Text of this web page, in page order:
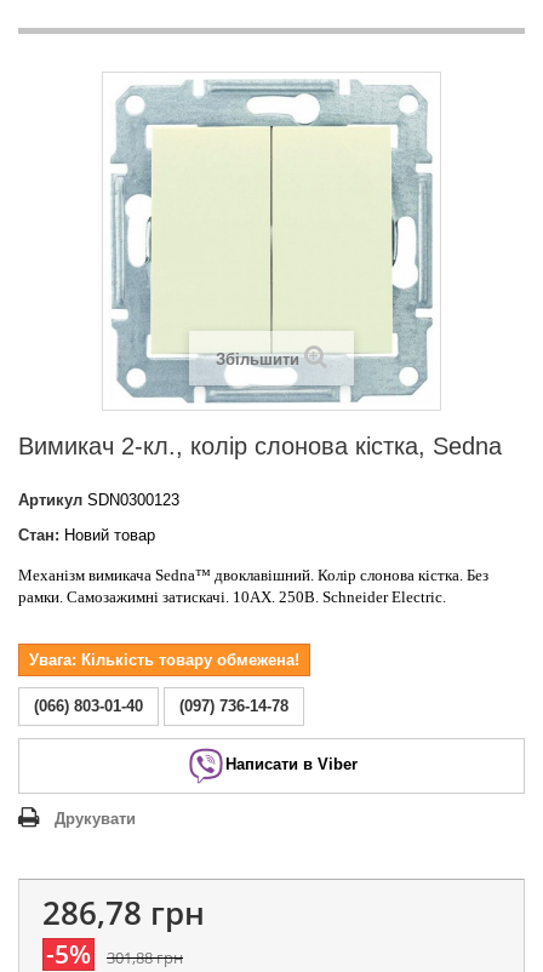
Збільшити
Вимикач 2-кл., колір слонова кістка, Sedna
Артикул SDN0300123
Стан: Новий товар
Механізм вимикача Sedna™ двоклавішний. Колір слонова кістка. Без
рамки. Самозажимні затискачі. 10АХ. 250В. Schneider Electric.
Увага: Кількість товару обмежена!
(066) 803-01-40 (097) 736-14-78
Написати в Viber
Друкувати
286,78 грн
-5% 301,88 грн